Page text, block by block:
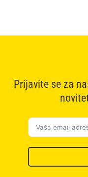
Prijavite se za